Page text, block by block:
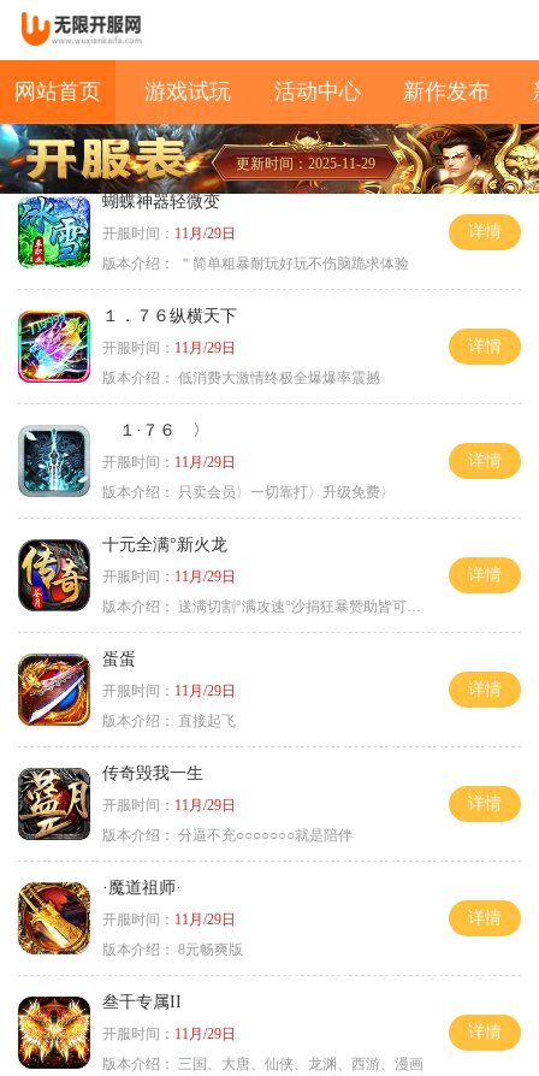
网站首页 游戏试玩 活动中心 新作发布
更新时间：2025-11-29
蝴蝶神器轻微变
开服时间： 11月/29日
版本介绍：
＂简单粗暴耐玩好玩不伤脑跪求体验
详情
１．７６纵横天下
开服时间： 11月/29日
版本介绍： 低消费大激情终极全爆爆率震撼
详情
１·７６ 〉
开服时间： 11月/29日
版本介绍：
只卖会员〉一切靠打〉升级免费〉
详情
十元全满°新火龙
开服时间： 11月/29日
版本介绍： 送满切割°满攻速°沙捐狂暴赞助皆可嫖°
详情
蛋蛋
开服时间： 11月/29日
版本介绍： 直接起飞
详情
传奇毁我一生
开服时间： 11月/29日
版本介绍： 分逼不充○○○○○○○就是陪伴
详情
·魔道祖师·
开服时间： 11月/29日
版本介绍： 8元畅爽版
详情
叁千专属II
开服时间： 11月/29日
版本介绍：
三国、大唐、仙侠、龙渊、西游、漫画
详情